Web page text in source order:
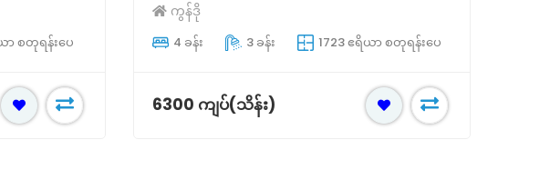
ာ စတုရန်းပေ
ကွန်ဒို
4 ခန်း 3 ခန်း 1723 ဧရိယာ စတုရန်းပေ
6300 ကျပ်(သိန်း)